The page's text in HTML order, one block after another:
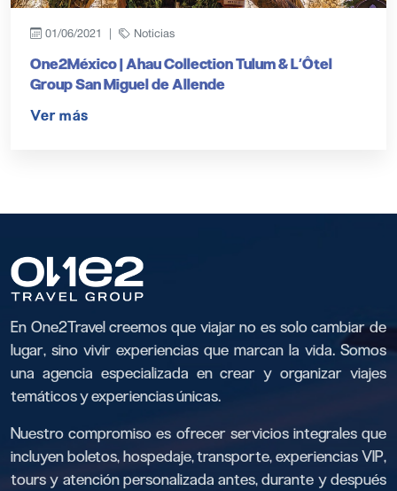
01/06/2021 | Noticias
One2México | Ahau Collection Tulum & L’Ôtel
Group San Miguel de Allende
Ver más
En One2Travel creemos que viajar no es solo cambiar de
lugar, sino vivir experiencias que marcan la vida. Somos
una agencia especializada en crear y organizar viajes
temáticos y experiencias únicas.
Nuestro compromiso es ofrecer servicios integrales que
incluyen boletos, hospedaje, transporte, experiencias VIP,
tours y atención personalizada antes, durante y después